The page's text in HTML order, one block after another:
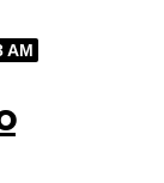
AM